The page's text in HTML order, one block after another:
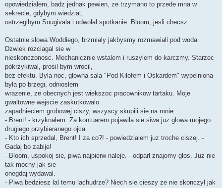
opowiedzialem, badz jednak pewien, ze trzymano to przede mna w
sekrecie, gdybym wiedzial,
ostrzeglbym Sougivala i odwolal spotkanie. Bloom, jesli checsz...
Ostatnie slowa Woddiego, brzmialy jakbysmy rozmawiali pod woda.
Dzwiek rozciagal sie w
nieskonczonosc. Mechanicznie wstalem i ruszylem do karczmy. Starzec
pokrzykiwal, prosil bym wrocil,
bez efektu. Byla noc, glowna sala "Pod Kilofem i Oskardem" wypelniona
byla po brzegi, odnioslem
wrazenie, ze obecnych jest wiekszoc pracownikow tartaku. Moje
gwaltowne wejscie zaskutkowalo
zapadnieciem grobowej ciszy, wszyscy skupili sie na mnie.
- Brent! - krzyknalem. Za kontuarem pojawila sie siwa juz glowa mojego
drugiego przybieranego ojca.
- Kto ich sprzedal, Brent! I za co?! - powiedzialem juz troche ciszej. -
Gadaj bo zabije!
- Bloom, uspokoj sie, piwa najpierw naleje. - odparl znajomy glos. Juz nie
tak mocny jak sie
onegdaj wydawal.
- Piwa bedziesz lal temu lachudrze? Niech sie cieszy ze nie skonczyl jak